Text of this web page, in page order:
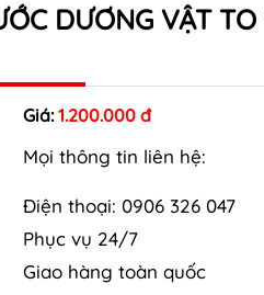
DƯƠNG VẬT
Giá: 1.200.000 đ
Mọi thông tin liên hệ:
Điện thoại: 0906 326 047
Phục vụ 24/7
Giao hàng toàn quốc